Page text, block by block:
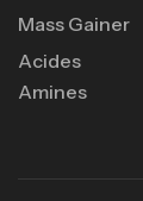
Mass Gainer
Acides
Amines